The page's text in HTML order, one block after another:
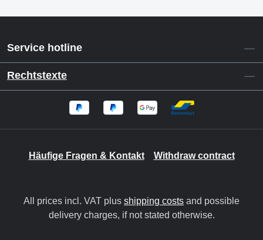
Service hotline
Rechtstexte
Häufige Fragen & Kontakt Withdraw contract
All prices incl. VAT plus shipping costs and possible
delivery charges, if not stated otherwise.